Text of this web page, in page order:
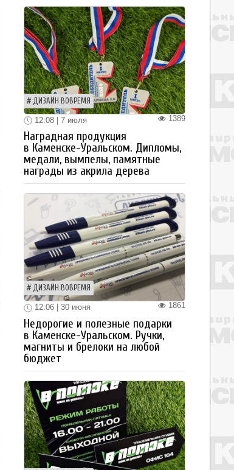
ДИЗАЙН ВОВРЕМЯ
1389
12:08 | 7 июля
Наградная продукция
в Каменске-Уральском. Дипломы,
медали, вымпелы, памятные
награды из акрила дерева
ДИЗАЙН ВОВРЕМЯ
1861
12:06 | 30 июня
Недорогие и полезные подарки
в Каменске-Уральском. Ручки,
магниты и брелоки на любой
бюджет